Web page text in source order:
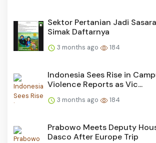
Sektor Pertanian Jadi
Simak Daftarnya
3 months ago 184
Indonesia Sees Rise in
Violence Reports as Vic...
3 months ago 184
Prabowo Meets Deputy
Dasco After Europe Trip